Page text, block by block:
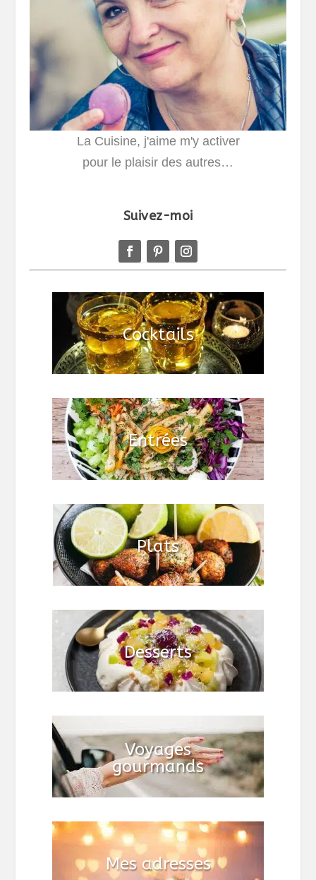
La Cuisine, j'aime m'y activer
pour le plaisir des autres…
Suivez-moi